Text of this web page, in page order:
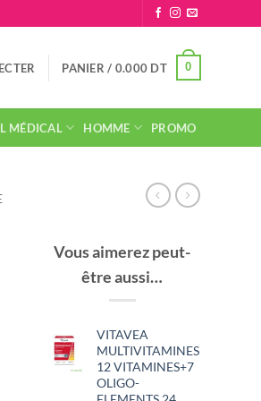
PANIER / 0.000 DT 0
MÉDICAL HOMME PROMO
Vous aimerez peut-
être aussi…
VITAVEA
MULTIVITAMINES
12 VITAMINES+7
OLIGO-